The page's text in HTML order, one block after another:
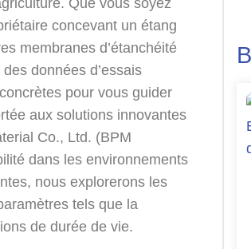
Que vous soyez
concevant un étang
membranes d’étanchéité
données d’essais
pour vous guider
aux solutions innovantes
Co., Ltd. (BPM
dans les environnements
nous explorerons les
tels que la
de durée de vie.